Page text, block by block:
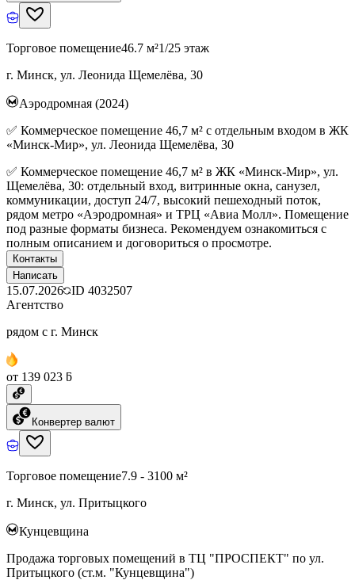
Торговое помещение46.7 м²1/25 этаж
г. Минск, ул. Леонида Щемелёва, 30
Аэродромная (2024)
✅ Коммерческое помещение 46,7 м² с отдельным входом в ЖК
«Минск-Мир», ул. Леонида Щемелёва, 30
✅ Коммерческое помещение 46,7 м² в ЖК «Минск-Мир», ул.
Щемелёва, 30: отдельный вход, витринные окна, санузел,
коммуникации, доступ 24/7, высокий пешеходный поток,
рядом метро «Аэродромная» и ТРЦ «Авиа Молл». Помещение
под разные форматы бизнеса. Рекомендуем ознакомиться с
полным описанием и договориться о просмотре.
Контакты
Написать
15.07.2026 ID 4032507
Агентство
рядом с г. Минск
от 139 023 ƃ
Конвертер валют
Торговое помещение7.9 - 3100 м²
г. Минск, ул. Притыцкого
Кунцевщина
Продажа торговых помещений в ТЦ "ПРОСПЕКТ" по ул.
Притыцкого (ст.м. "Кунцевщина")